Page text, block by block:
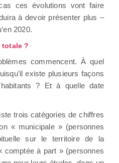
ces évolutions vont faire
à devoir présenter plus –
2020.
?
commencent. À quel
existe plusieurs façons
? Et à quelle date
trois catégories de chiffres
« municipale » (personnes
sur le territoire de la
comptée à part » (personnes